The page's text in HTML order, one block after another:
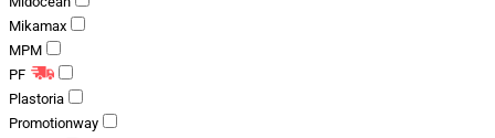
Mikamax
MPM
PF
Plastoria
Promotionway